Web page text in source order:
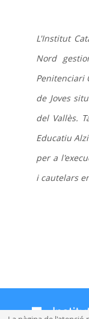
L'Institut
Nord
Penitenciari
de Joves
del Vallès.
Educatiu
per a
i cautelars